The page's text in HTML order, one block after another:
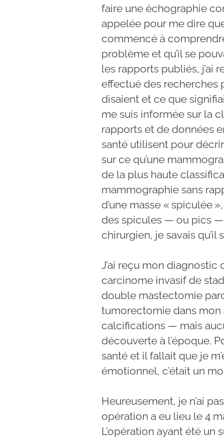
faire une échographie
appelée pour me dire
commencé à
problème et qu’il se
les rapports publiés, j’ai
effectué des recherches
disaient et ce que
me suis informée sur la
rapports et de données
santé utilisent pour
sur ce qu’une
de la plus haute
mammographie sans
d’une masse « spiculée
des spicules — ou pics —
chirurgien, je savais qu’il
J’ai reçu mon diagnostic
carcinome invasif de
double mastectomie
tumorectomie dans mon
calcifications — mais
découverte à l’époque.
santé et il fallait que je
émotionnel, c’était un
Heureusement, je n’ai
opération a eu lieu le 4
L’opération ayant été un